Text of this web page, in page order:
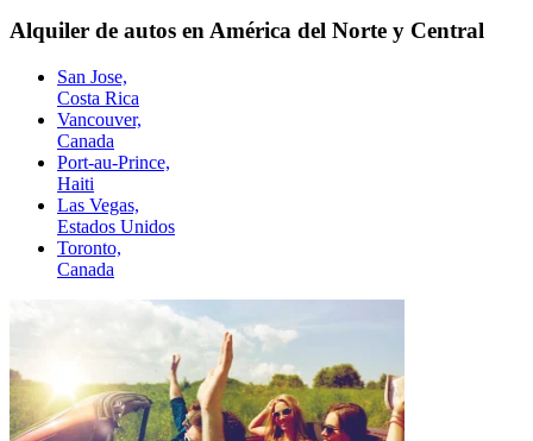
Alquiler de autos en América del Norte y Central
San Jose,
Costa Rica
Vancouver,
Canada
Port-au-Prince,
Haiti
Las Vegas,
Estados Unidos
Toronto,
Canada